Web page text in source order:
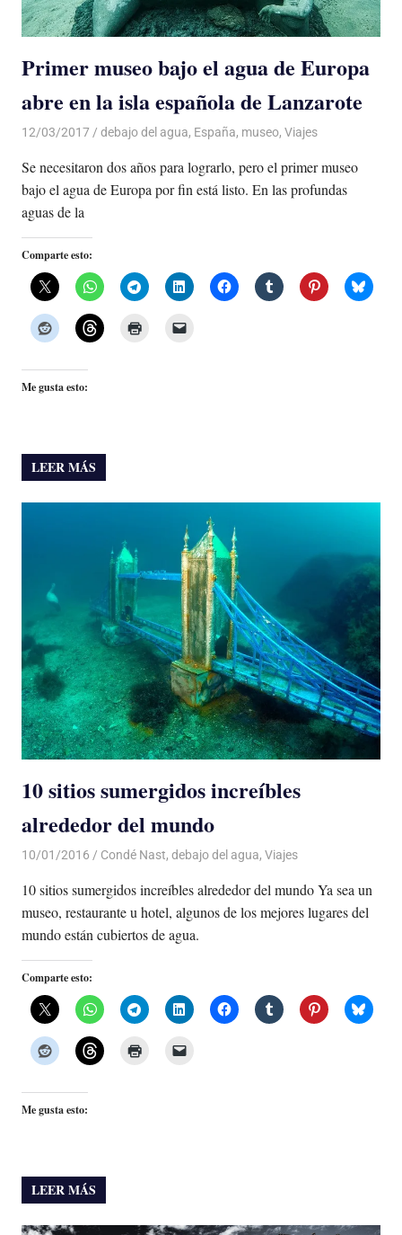
Primer museo bajo el agua de Europa
abre en la isla española de Lanzarote
12/03/2017 Luis Castellanos
debajo del agua, España, museo, Viajes
Se necesitaron dos años para lograrlo, pero el primer museo
bajo el agua de Europa por fin está listo. En las profundas
aguas de la
Comparte esto:
Me gusta esto:
LEER MÁS
10 sitios sumergidos increíbles
alrededor del mundo
10/01/2016 Luis Castellanos
Condé Nast, debajo del agua, Viajes
10 sitios sumergidos increíbles alrededor del mundo Ya sea un
museo, restaurante u hotel, algunos de los mejores lugares del
mundo están cubiertos de agua.
Comparte esto:
Me gusta esto:
LEER MÁS